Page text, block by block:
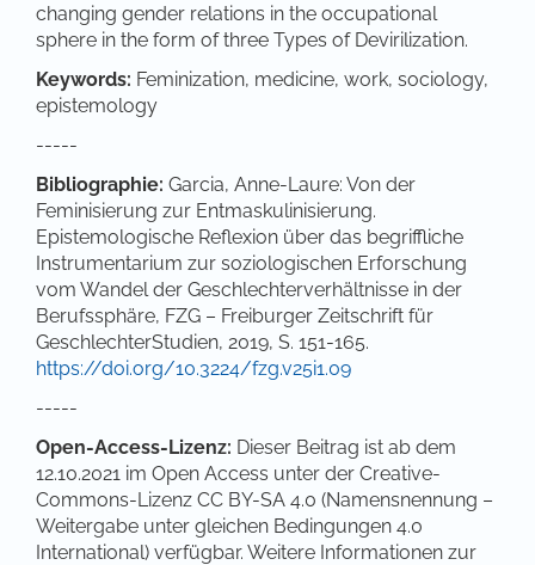
changing gender relations in the occupational
sphere in the form of three Types of Devirilization.
Keywords: Feminization, medicine, work, sociology,
epistemology
-----
Bibliographie: Garcia, Anne-Laure: Von der
Feminisierung zur Entmaskulinisierung.
Epistemologische Reflexion über das begriffliche
Instrumentarium zur soziologischen Erforschung
vom Wandel der Geschlechterverhältnisse in der
Berufssphäre, FZG – Freiburger Zeitschrift für
GeschlechterStudien, 2019, S. 151-165.
https://doi.org/10.3224/fzg.v25i1.09
-----
Open-Access-Lizenz: Dieser Beitrag ist ab dem
12.10.2021 im Open Access unter der Creative-
Commons-Lizenz CC BY-SA 4.0 (Namensnennung –
Weitergabe unter gleichen Bedingungen 4.0
International) verfügbar. Weitere Informationen zur